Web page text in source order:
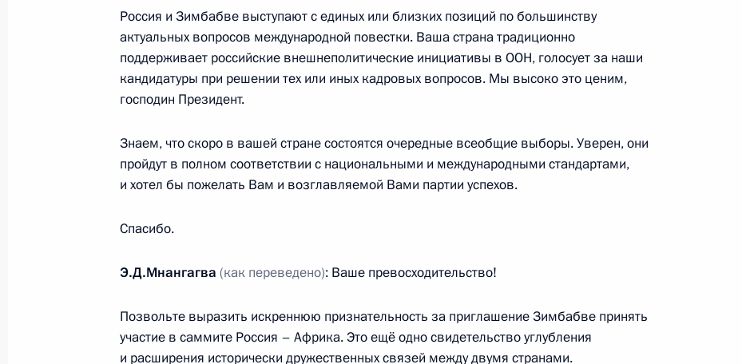
Рабочий завтрак с руководителями региональных организаций
Африки
27 июля 2023 года, 18:15 Санкт-Петербург
Ндайишимийе
27 июля 2023 года, 15:40 Санкт-Петербург
27 июля 2023 года, 14:50 Санкт-Петербург
Пленарное заседание Экономического и гуманитарного форума
Россия и Зимбабве выступают с единых или близких позиций по большинству
актуальных вопросов международной повестки. Ваша страна традиционно
поддерживает российские внешнеполитические инициативы в ООН, голосует за наши
кандидатуры при решении тех или иных кадровых вопросов. Мы высоко это ценим,
господин Президент.
Знаем, что скоро в вашей стране состоятся очередные всеобщие выборы. Уверен, они
пройдут в полном соответствии с национальными и международными стандартами,
и хотел бы пожелать Вам и возглавляемой Вами партии успехов.
Спасибо.
Э.Д.Мнангагва (как переведено): Ваше превосходительство!
Позвольте выразить искреннюю признательность за приглашение Зимбабве принять
участие в саммите Россия – Африка. Это ещё одно свидетельство углубления
и расширения исторически дружественных связей между двумя странами.